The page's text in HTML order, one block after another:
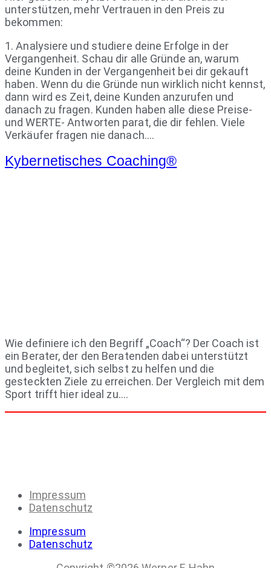
unterstützen, mehr Vertrauen in den Preis zu
bekommen:
1. Analysiere und studiere deine Erfolge in der
Vergangenheit. Schau dir alle Gründe an, warum
deine Kunden in der Vergangenheit bei dir gekauft
haben. Wenn du die Gründe nun wirklich nicht kennst,
dann wird es Zeit, deine Kunden anzurufen und
danach zu fragen. Kunden haben alle diese Preise-
und WERTE- Antworten parat, die dir fehlen. Viele
Verkäufer fragen nie danach….
Kybernetisches Coaching®
Wie definiere ich den Begriff „Coach“? Der Coach ist
ein Berater, der den Beratenden dabei unterstützt
und begleitet, sich selbst zu helfen und die
gesteckten Ziele zu erreichen. Der Vergleich mit dem
Sport trifft hier ideal zu….
Impressum
Datenschutz
Impressum
Datenschutz